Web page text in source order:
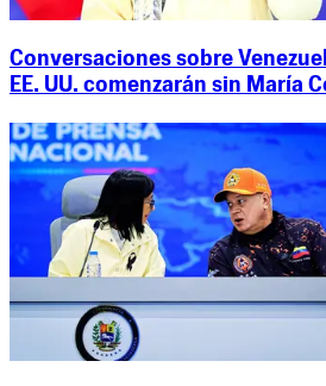
Conversaciones sobre
EE. UU. comenzarán sin María